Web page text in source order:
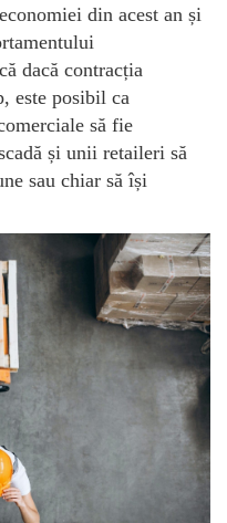
din acest an și
dacă contracția
este posibil ca
să fie
și unii retaileri să
sau chiar să își